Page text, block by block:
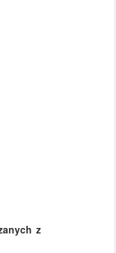
z